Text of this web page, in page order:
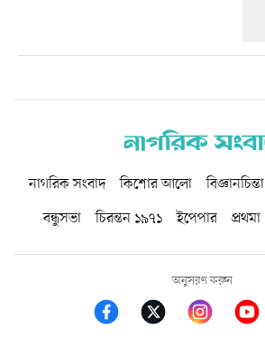
নাগরিক সংবাদ কিশোর আলো বিজ্ঞানচিন্তা
বন্ধুসভা
চিরন্তন ১৯৭১ ইপেপার প্রথমা
অনুসরণ করুন